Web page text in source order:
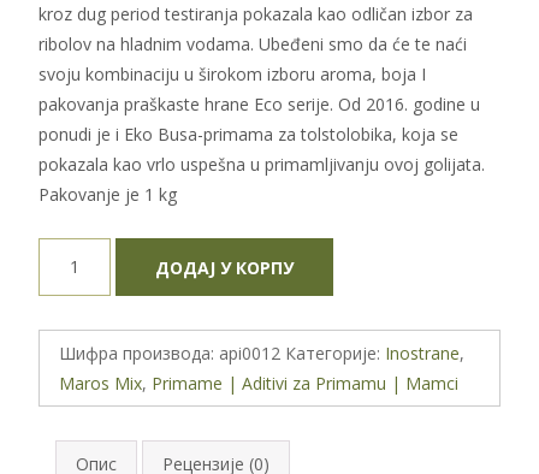
kroz dug period testiranja pokazala kao odličan izbor za
ribolov na hladnim vodama. Ubeđeni smo da će te naći
svoju kombinaciju u širokom izboru aroma, boja I
pakovanja praškaste hrane Eco serije. Od 2016. godine u
ponudi je i Eko Busa-primama za tolstolobika, koja se
pokazala kao vrlo uspešna u primamljivanju ovoj golijata.
Pakovanje je 1 kg
Eco
serija
1kg
Silver
ДОДАЈ У КОРПУ
Шифра производа: api0012 Категорије: Inostrane,
Maros Mix, Primame | Aditivi za Primamu | Mamci
Опис Рецензије (0)